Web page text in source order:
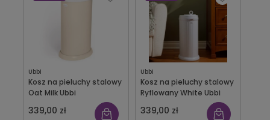
Ubbi
Kosz na pieluchy stalowy
Oat Milk Ubbi
339,00 zł
Ubbi
Kosz na pieluchy stalowy
Ryflowany White Ubbi
339,00 zł